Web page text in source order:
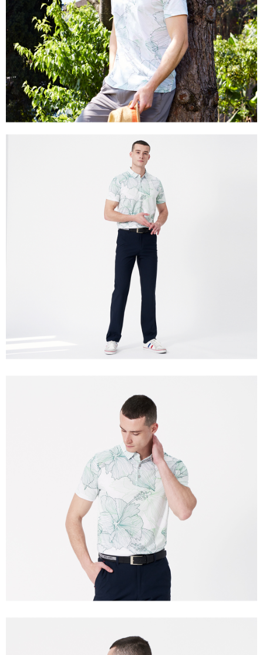
付款後7-11取貨
每筆NT$60，滿NT$1,200(含以上)免運費
宅配(本島)
每筆NT$80，滿NT$1,200(含以上)免運費
宅配(離島)
每筆NT$80，滿NT$1,200(含以上)免運費